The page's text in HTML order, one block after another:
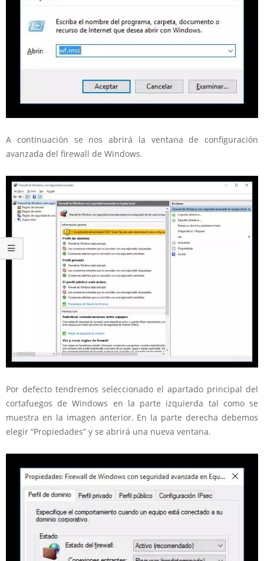
A continuación se nos abrirá la ventana de configuración
avanzada del firewall de Windows.
Por defecto tendremos seleccionado el apartado principal del
cortafuegos de Windows en la parte izquierda tal como se
muestra en la imagen anterior. En la parte derecha debemos
elegir “Propiedades” y se abrirá una nueva ventana.